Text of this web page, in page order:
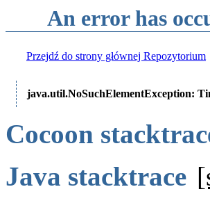
An error has
Przejdź do strony głównej Repozytorium
java.util.NoSuchElementException:
Cocoon
Java stacktrace